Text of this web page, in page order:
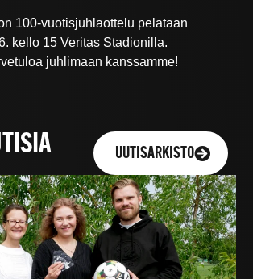
100-vuotisjuhlaottelu pelataan
kello 15 Veritas Stadionilla.
juhlimaan kanssamme!
UUTISARKISTO